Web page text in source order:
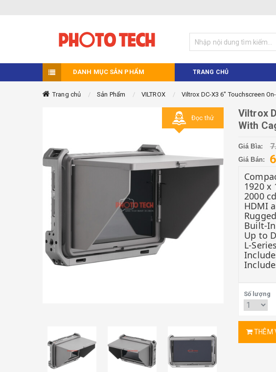
DANH MỤC SẢN PHẨM TRANG CHỦ
Trang chủ Sản Phẩm VILTROX Viltrox DC-X3 6" Touchscreen
Đọc thử
Viltrox
With
Giá Bìa:
Giá Bán:
1920 x
2000
HDMI
Built-
Up to
L-
Số lượng
THÊM